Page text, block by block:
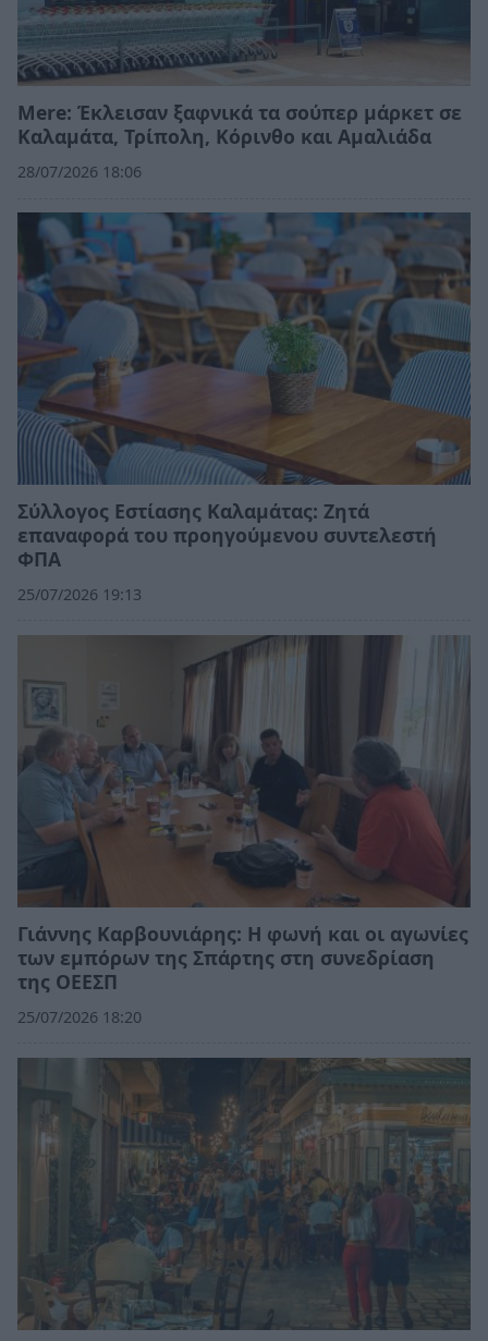
Mere: Έκλεισαν ξαφνικά τα σούπερ μάρκετ σε
Καλαμάτα, Τρίπολη, Κόρινθο και Αμαλιάδα
28/07/2026 18:06
Σύλλογος Εστίασης Καλαμάτας: Ζητά
επαναφορά του προηγούμενου συντελεστή
ΦΠΑ
25/07/2026 19:13
Γιάννης Καρβουνιάρης: Η φωνή και οι αγωνίες
των εμπόρων της Σπάρτης στη συνεδρίαση
της ΟΕΕΣΠ
25/07/2026 18:20